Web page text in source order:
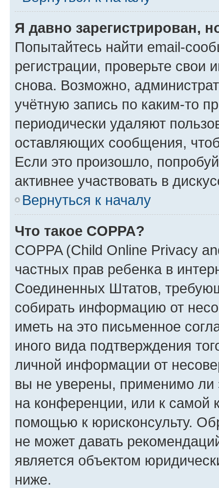
Я давно зарегистрирован,
Попытайтесь найти email-
регистрации, проверьте свои
снова. Возможно,
учётную запись по каким-то
периодически удаляют
оставляющих сообщения,
Если это произошло,
активнее участвовать в
Вернуться к началу
Что такое COPPA?
COPPA (Child Online Privacy
частных прав ребенка в
Соединенных Штатов,
собирать информацию от
иметь на это письменное
иного вида подтверждения
личной информации от
вы не уверены, применимо ли
на конференции, или к самой
помощью к юрисконсульту.
не может давать
является объектом
ниже.